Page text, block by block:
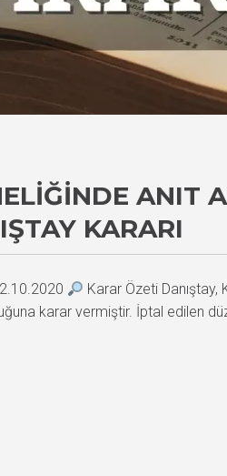
ANIT
KARARI
Karar Özeti Danıştay,
karar vermiştir. İptal edilen